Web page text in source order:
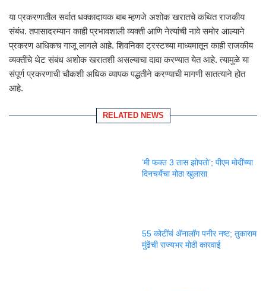
या प्रकरणातील सर्वात धक्कादायक बाब म्हणजे अशोक खरातचे कथित राजकीय
संबंध. तपासादरम्यान काही प्रभावशाली व्यक्ती आणि नेत्यांची नावे समोर आल्याने
प्रकरण अधिकच गाजू लागले आहे. शिवनिका ट्रस्टच्या माध्यमातून काही राजकीय
व्यक्तींचे थेट संबंध अशोक खरातशी असल्याचा दावा करण्यात येत आहे. त्यामुळे या
संपूर्ण प्रकरणाची चौकशी अधिक व्यापक पद्धतीने करण्याची मागणी सातत्याने होत
आहे.
RELATED NEWS
‘मी फक्त 3 तास झोपतो’; पीएम मोदींच्या
दिनचर्येचा मोठा खुलासा
55 कोटींचं ॲनालॉग पनीर नष्ट; तुकाराम
मुंढेंची राज्यभर मोठी कारवाई